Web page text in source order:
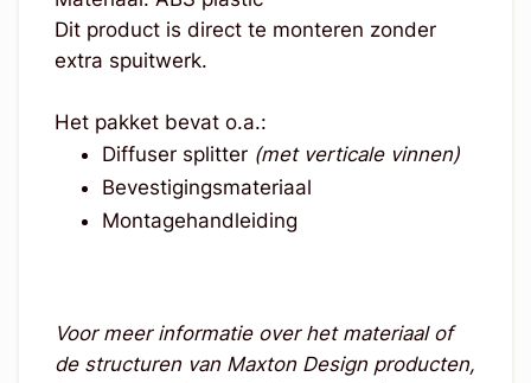
Dit product is direct te monteren zonder
extra spuitwerk.
Het pakket bevat o.a.:
Diffuser splitter (met verticale vinnen)
Bevestigingsmateriaal
Montagehandleiding
Voor meer informatie over het materiaal of
de structuren van Maxton Design producten,